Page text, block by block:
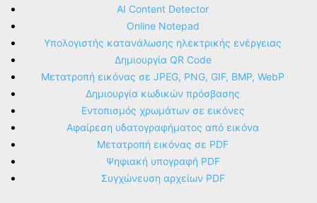
AI Content Detector
Online Notepad
Υπολογιστής κατανάλωσης ηλεκτρικής ενέργειας
Δημιουργία QR Code
Μετατροπή εικόνας σε JPEG, PNG, GIF, BMP, WebP
Δημιουργία κωδικών πρόσβασης
Εντοπισμός χρωμάτων σε εικόνες
Αφαίρεση υδατογραφήματος από εικόνα
Μετατροπή εικόνας σε PDF
Ψηφιακή υπογραφή PDF
Συγχώνευση αρχείων PDF